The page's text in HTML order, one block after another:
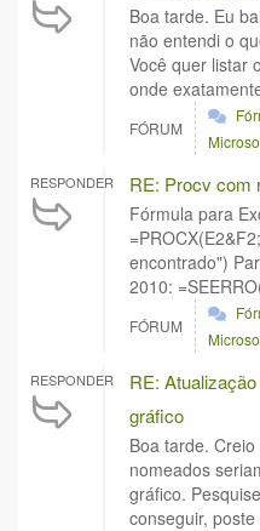
Boa tarde. Eu
não entendi o
Você quer listar
onde
FÓRUM
RESPONDER RE: Procv com
Fórmula para
encontrado")
2010:
FÓRUM
RESPONDER
RE:
gráfico
Boa tarde.
nomeados
gráfico.
conseguir,